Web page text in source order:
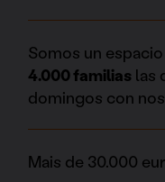
Somos un
4.000 familias las
domingos con
Mais de 30.000